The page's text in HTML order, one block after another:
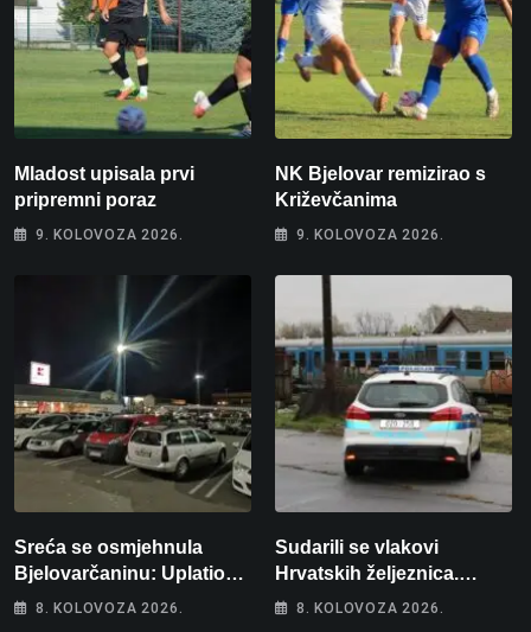
Mladost upisala prvi
pripremni poraz
9. KOLOVOZA 2026.
NK Bjelovar remizirao s
Križevčanima
9. KOLOVOZA 2026.
Sreća se osmjehnula
Bjelovarčaninu: Uplatio
samo 4 eura, a osvojio
8. KOLOVOZA 2026.
Sudarili se vlakovi
Hrvatskih željeznica.
Šestero osoba teško
8. KOLOVOZA 2026.